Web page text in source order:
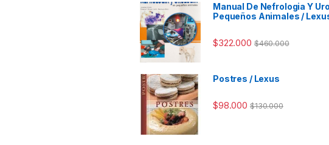
Manual De Nefrologia Y
Pequeños Animales /
$322.000 $460.000
Postres / Lexus
$98.000 $130.000